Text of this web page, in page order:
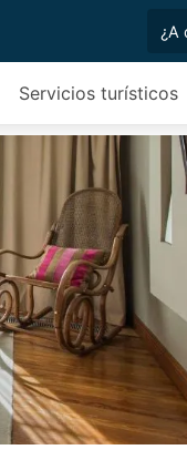
Servicios turísticos